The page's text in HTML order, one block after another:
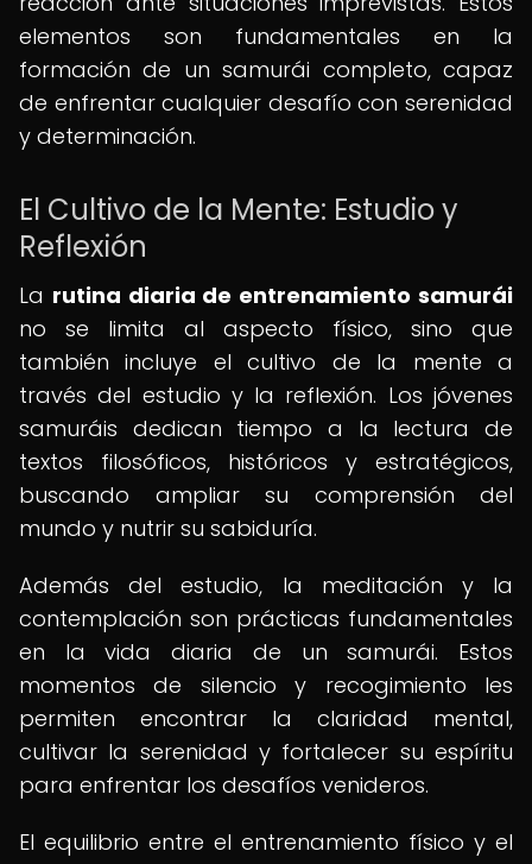
elementos son fundamentales en la
formación de un samurái completo, capaz
de enfrentar cualquier desafío con serenidad
y determinación.
El Cultivo de la Mente: Estudio y
Reflexión
La rutina diaria de entrenamiento samurái
no se limita al aspecto físico, sino que
también incluye el cultivo de la mente a
través del estudio y la reflexión. Los jóvenes
samuráis dedican tiempo a la lectura de
textos filosóficos, históricos y estratégicos,
buscando ampliar su comprensión del
mundo y nutrir su sabiduría.
Además del estudio, la meditación y la
contemplación son prácticas fundamentales
en la vida diaria de un samurái. Estos
momentos de silencio y recogimiento les
permiten encontrar la claridad mental,
cultivar la serenidad y fortalecer su espíritu
para enfrentar los desafíos venideros.
El equilibrio entre el entrenamiento físico y el